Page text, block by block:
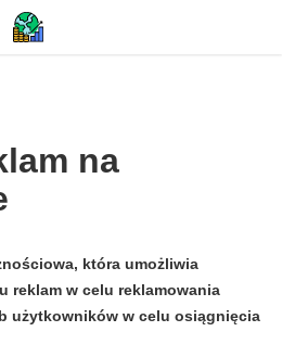
na
która umożliwia
reklam w celu reklamowania
użytkowników w celu osiągnięcia